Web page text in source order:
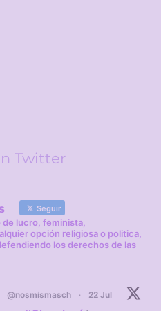
Twitter
Seguir
lucro, feminista,
opción religiosa o politica,
los derechos de las
@nosmismasch · 22 Jul